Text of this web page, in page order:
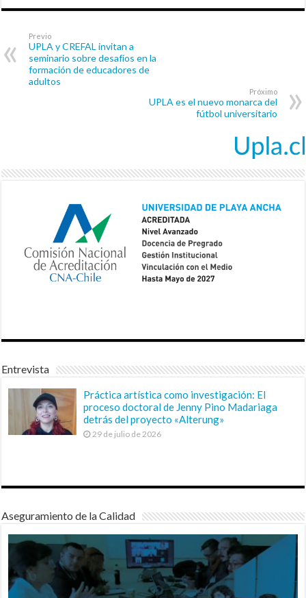
Previo
UPLA y CREFAL invitan a
seminario sobre desafíos en la
formación de educadores de
adultos
Próximo
UPLA es el nuevo monarca del
fútbol universitario
Entrevista
Práctica artística como investigación: El
proceso doctoral de Jenny Pino Madariaga
detrás del proyecto «Alterung»
29 de julio de 2026
Aseguramiento de la Calidad